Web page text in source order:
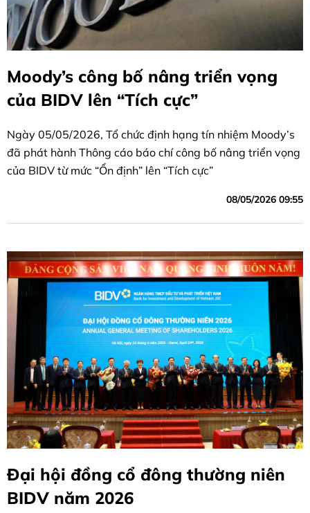
Moody’s công bố nâng triển vọng
của BIDV lên “Tích cực”
Ngày 05/05/2026, Tổ chức định hạng tín nhiệm Moody’s
đã phát hành Thông cáo báo chí công bố nâng triển vọng
của BIDV từ mức “Ổn định” lên “Tích cực”
08/05/2026 09:55
Đại hội đồng cổ đông thường niên
BIDV năm 2026